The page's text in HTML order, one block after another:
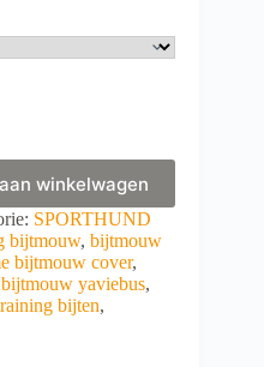
winkelwagen
SPORTHUND
bijtmouw, bijtmouw
bijtmouw cover,
yaviebus,
bijten,